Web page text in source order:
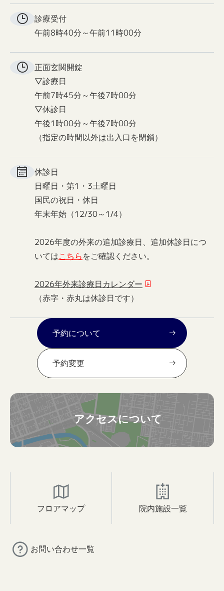
診療受付
午前8時40分～午前11時00分
正面玄関開錠
▽診療日
午前7時45分～午後7時00分
▽休診日
午後1時00分～午後7時00分
（指定の時間以外は出入口を閉鎖）
休診日
日曜日・第1・3土曜日
国民の祝日・休日
年末年始（12/30～1/4）
2026年度の外来の追加診療日、追加休診日につ
いてはこちらをご確認ください。
2026年外来診療日カレンダー
（赤字・赤丸は休診日です）
予約について
予約変更
アクセスについて
フロアマップ 院内施設一覧
お問い合わせ一覧